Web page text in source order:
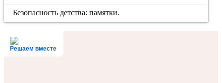
Безопасность детства: памятки.
Решаем вместе